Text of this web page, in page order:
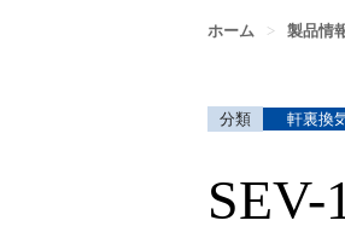
ホーム > 製品情
軒裏換
SEV-